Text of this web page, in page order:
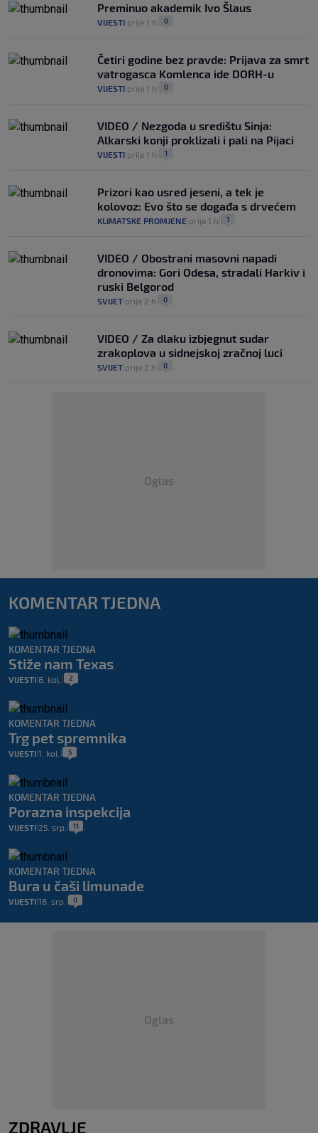
Preminuo akademik Ivo Šlaus
VIJESTI prije 1 h 0
Četiri godine bez pravde: Prijava za smrt
vatrogasca Komlenca ide DORH-u
VIJESTI prije 1 h 0
VIDEO / Nezgoda u središtu Sinja:
Alkarski konji proklizali i pali na Pijaci
VIJESTI prije 1 h 1
Prizori kao usred jeseni, a tek je
kolovoz: Evo što se događa s drvećem
KLIMATSKE PROMJENE prije 1 h 1
VIDEO / Obostrani masovni napadi
dronovima: Gori Odesa, stradali Harkiv i
ruski Belgorod
SVIJET prije 2 h 0
VIDEO / Za dlaku izbjegnut sudar
zrakoplova u sidnejskoj zračnoj luci
SVIJET prije 2 h 0
Oglas
KOMENTAR TJEDNA
KOMENTAR TJEDNA
Stiže nam Texas
VIJESTI 8. kol. 2
KOMENTAR TJEDNA
Trg pet spremnika
VIJESTI 1. kol. 5
KOMENTAR TJEDNA
Porazna inspekcija
VIJESTI 25. srp. 11
KOMENTAR TJEDNA
Bura u čaši limunade
VIJESTI 18. srp. 0
Oglas
ZDRAVLJE